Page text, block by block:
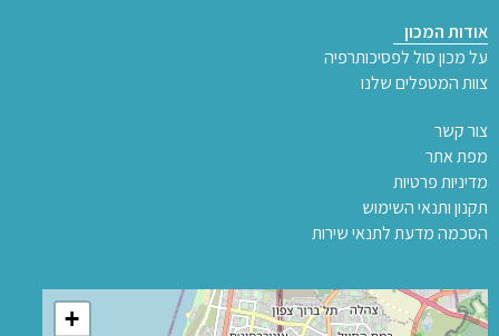
אודות המכון
על מכון סול לפסיכותרפיה
צוות המטפלים שלנו
צור קשר
מפת אתר
מדיניות פרטיות
תקנון ותנאי השימוש
הסכמה מדעת לתנאי שירות
+